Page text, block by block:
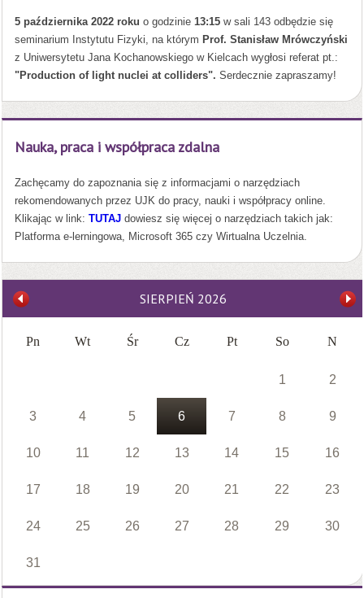
5 października 2022 roku o godzinie 13:15 w sali 143 odbędzie się
seminarium Instytutu Fizyki, na którym Prof. Stanisław Mrówczyński
z Uniwersytetu Jana Kochanowskiego w Kielcach wygłosi referat pt.:
"Production of light nuclei at colliders". Serdecznie zapraszamy!
Nauka, praca i współpraca zdalna
Zachęcamy do zapoznania się z informacjami o narzędziach
rekomendowanych przez UJK do pracy, nauki i współpracy online.
Klikając w link: TUTAJ dowiesz się więcej o narzędziach takich jak:
Platforma e-lerningowa, Microsoft 365 czy Wirtualna Uczelnia.
SIERPIEŃ 2026
Pn Wt Śr Cz Pt So N
1 2
3 4 5 6 7 8 9
10 11 12 13 14 15 16
17 18 19 20 21 22 23
24 25 26 27 28 29 30
31